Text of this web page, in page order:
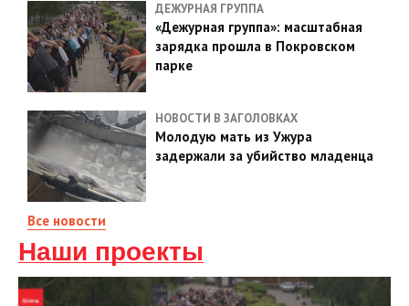
ДЕЖУРНАЯ ГРУППА
«Дежурная группа»: масштабная
зарядка прошла в Покровском
парке
НОВОСТИ В ЗАГОЛОВКАХ
Молодую мать из Ужура
задержали за убийство младенца
Все новости
Наши проекты